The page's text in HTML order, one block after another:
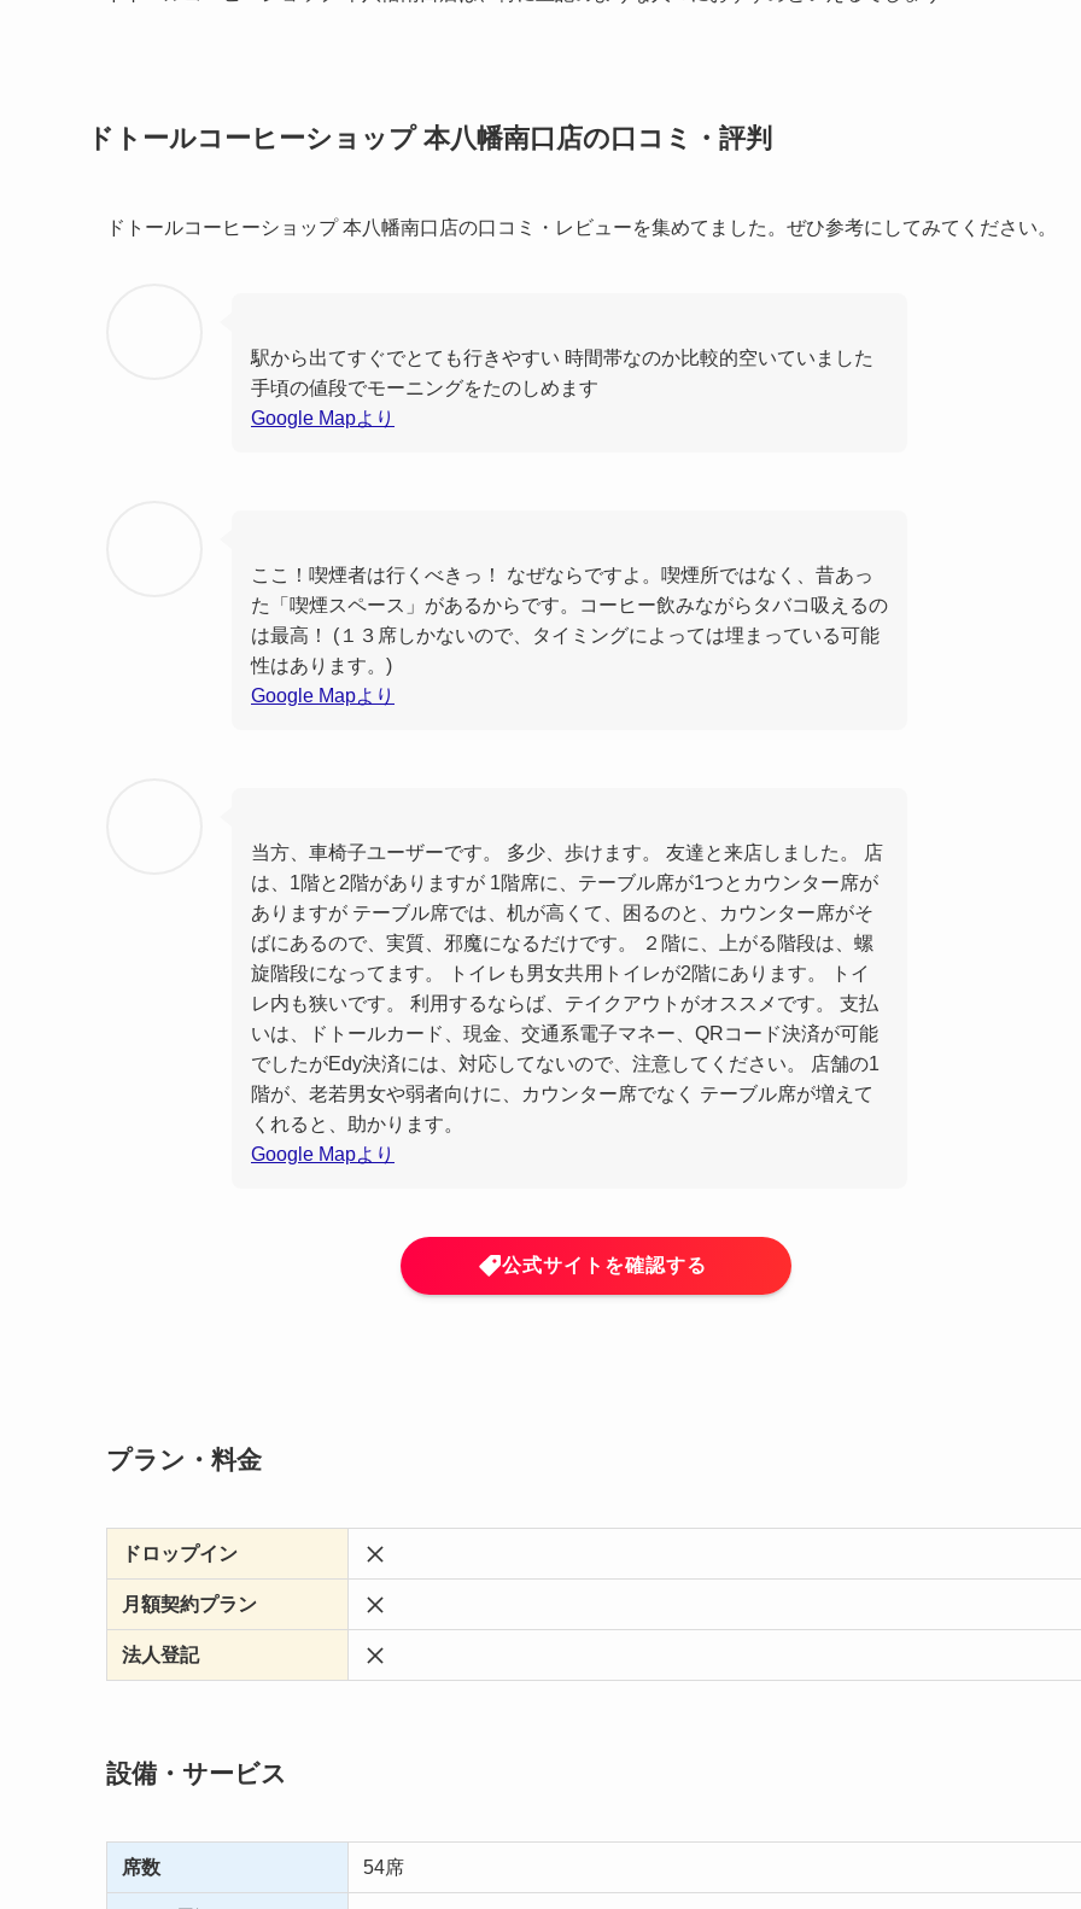
ドトールコーヒーショップ 本八幡南口店の口コミ・評判
ドトールコーヒーショップ 本八幡南口店の口コミ・レビューを集めてました。ぜひ参考にしてみてください。
駅から出てすぐでとても行きやすい 時間帯なのか比較的空いていました
手頃の値段でモーニングをたのしめます
Google Mapより
ここ！喫煙者は行くべきっ！ なぜならですよ。喫煙所ではなく、昔あっ
た「喫煙スペース」があるからです。コーヒー飲みながらタバコ吸えるの
は最高！ (１３席しかないので、タイミングによっては埋まっている可能
性はあります。)
Google Mapより
当方、車椅子ユーザーです。 多少、歩けます。 友達と来店しました。 店
は、1階と2階がありますが 1階席に、テーブル席が1つとカウンター席が
ありますが テーブル席では、机が高くて、困るのと、カウンター席がそ
ばにあるので、実質、邪魔になるだけです。 ２階に、上がる階段は、螺
旋階段になってます。 トイレも男女共用トイレが2階にあります。 トイ
レ内も狭いです。 利用するならば、テイクアウトがオススメです。 支払
いは、ドトールカード、現金、交通系電子マネー、QRコード決済が可能
でしたがEdy決済には、対応してないので、注意してください。 店舗の1
階が、老若男女や弱者向けに、カウンター席でなく テーブル席が増えて
くれると、助かります。
Google Mapより
公式サイトを確認する
プラン・料金
ドロップイン
月額契約プラン
法人登記
設備・サービス
席数 54席